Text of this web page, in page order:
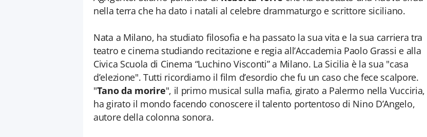
nella terra che ha dato i natali al celebre drammaturgo e scrittore siciliano.
Nata a Milano, ha studiato filosofia e ha passato la sua vita e la sua carriera tra
teatro e cinema studiando recitazione e regia all’Accademia Paolo Grassi e alla
Civica Scuola di Cinema “Luchino Visconti” a Milano. La Sicilia è la sua "casa
d’elezione". Tutti ricordiamo il film d’esordio che fu un caso che fece scalpore.
"Tano da morire", il primo musical sulla mafia, girato a Palermo nella Vucciria,
ha girato il mondo facendo conoscere il talento portentoso di Nino D’Angelo,
autore della colonna sonora.